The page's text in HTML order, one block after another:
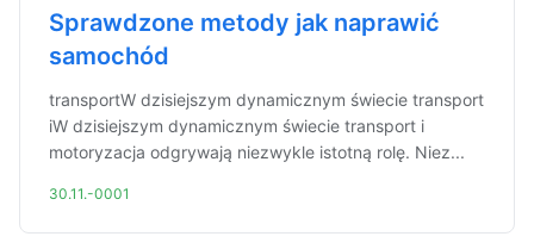
Sprawdzone metody jak naprawić
samochód
transportW dzisiejszym dynamicznym świecie transport
iW dzisiejszym dynamicznym świecie transport i
motoryzacja odgrywają niezwykle istotną rolę. Niez...
30.11.-0001